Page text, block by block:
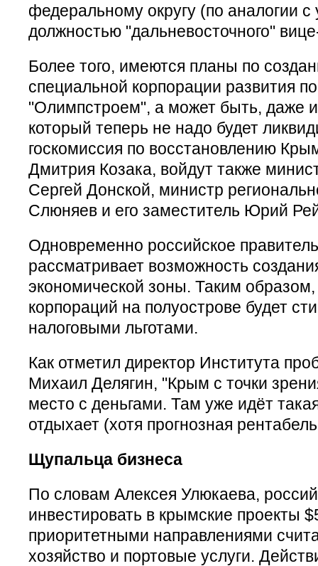
федеральному округу (по аналогии
должностью "дальневосточного"
Более того, имеются планы по
специальной корпорации развития
"Олимпстроем", а может быть, даже
который теперь не надо будет
госкомиссия по восстановлению
Дмитрия Козака, войдут также
Сергей Донской, министр
Слюняев и его заместитель Юрий
Одновременно российское
рассматривает возможность
экономической зоны. Таким
корпораций на полуострове будет
налоговыми льготами.
Как отметил директор Института
Михаил Делягин, "Крым с точки
место с деньгами. Там уже идёт
отдыхает (хотя прогнозная
Щупальца бизнеса
По словам Алексея Улюкаева,
инвестировать в крымские проекты
приоритетными направлениями
хозяйство и портовые услуги.